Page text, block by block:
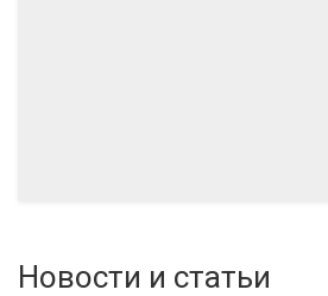
Новости и статьи